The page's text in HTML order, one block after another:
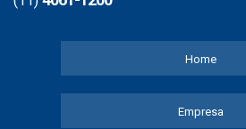
Home
Empresa